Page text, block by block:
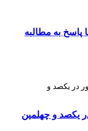
پاسخ به مطالبه
یکصد و چهلمین